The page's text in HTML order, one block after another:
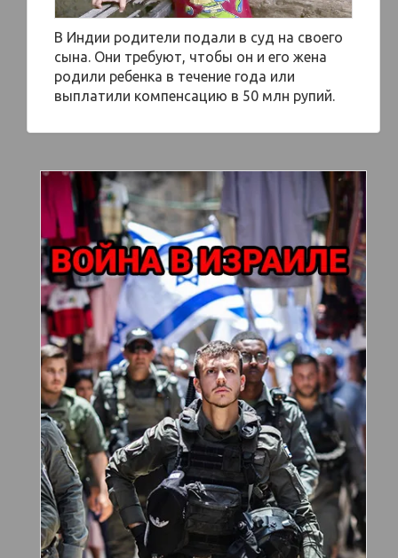
В Индии родители подали в суд на своего
сына. Они требуют, чтобы он и его жена
родили ребенка в течение года или
выплатили компенсацию в 50 млн рупий.